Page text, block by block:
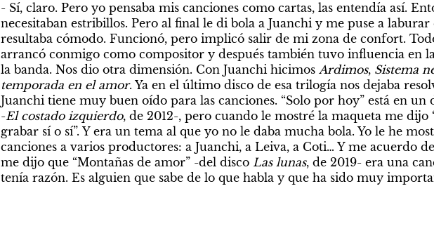
- Sí, claro. Pero yo pensaba mis canciones como cartas, las entendía así.
necesitaban estribillos. Pero al final le di bola a Juanchi y me puse a
resultaba cómodo. Funcionó, pero implicó salir de mi zona de confort.
arrancó conmigo como compositor y después también tuvo influencia en
la banda. Nos dio otra dimensión. Con Juanchi hicimos Ardimos, Sistema
temporada en el amor. Ya en el último disco de esa trilogía nos dejaba
Juanchi tiene muy buen oído para las canciones. “Solo por hoy” está en
-El costado izquierdo, de 2012-, pero cuando le mostré la maqueta me dijo
grabar sí o sí”. Y era un tema al que yo no le daba mucha bola. Yo le he
canciones a varios productores: a Juanchi, a Leiva, a Coti… Y me acuerdo
me dijo que “Montañas de amor” -del disco Las lunas, de 2019- era una
tenía razón. Es alguien que sabe de lo que habla y que ha sido muy